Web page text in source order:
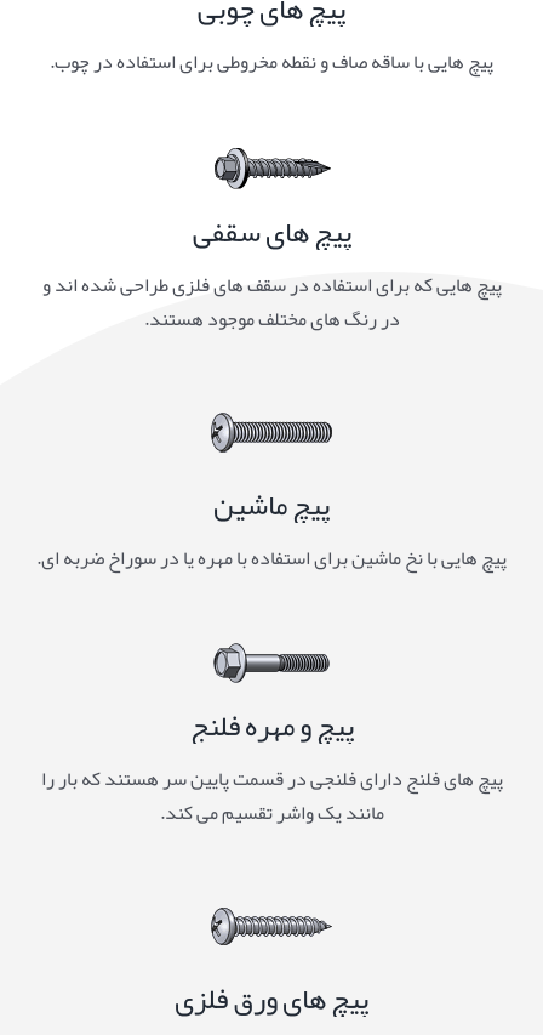
پیچ هایی با ساقه صاف و نقطه مخروطی برای استفاده در چوب.
پیچ های سقفی
پیچ هایی که برای استفاده در سقف های فلزی طراحی شده اند و
در رنگ های مختلف موجود هستند.
پیچ ماشین
پیچ هایی با نخ ماشین برای استفاده با مهره یا در سوراخ ضربه ای.
پیچ و مهره فلنج
پیچ های فلنج دارای فلنجی در قسمت پایین سر هستند که بار را
مانند یک واشر تقسیم می کند.
پیچ های ورق فلزی